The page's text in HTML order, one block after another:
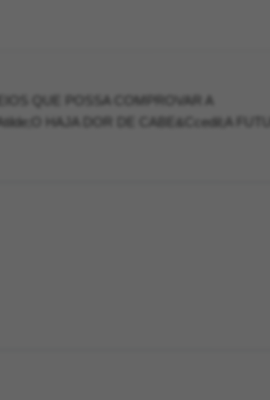
QUE POSSA COMPROVAR A
HAJA DOR DE CABE&Ccedil;A